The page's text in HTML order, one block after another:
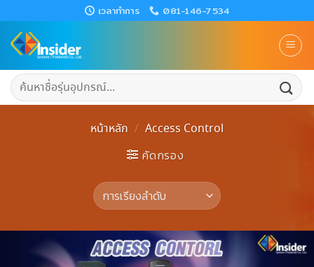
to
content
เวลาทำการ 081-146-7534
ค้นหา:
หน้าหลัก / Access Control
คัดกรอง